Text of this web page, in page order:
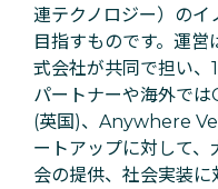
連テクノロジー）のイ
目指すものです。運
式会社が共同で担い
パートナーや海外で
(英国)、Anywhere
ートアップに対して
会の提供、社会実装